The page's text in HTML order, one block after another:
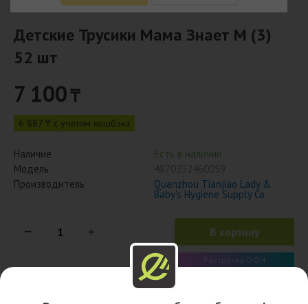
Детские Трусики Мама Знает M (3)
52 шт
7 100₸
6 887 ₸ с учётом кешбэка
Наличие
Есть в наличии
Модель
Производитель
Quanzhou Tianjiao Lady &
Baby's Hygiene Supply Co.
В корзину
Рассрочка 0-0-4